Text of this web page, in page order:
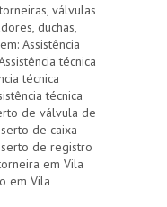
válvulas
duchas,
Assistência
técnica
técnica
técnica
de válvula de
de caixa
de registro
em Vila
em Vila